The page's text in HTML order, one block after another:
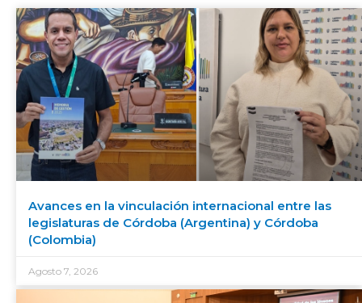
Avances en la vinculación internacional entre las
legislaturas de Córdoba (Argentina) y Córdoba
(Colombia)
Agosto 7, 2026